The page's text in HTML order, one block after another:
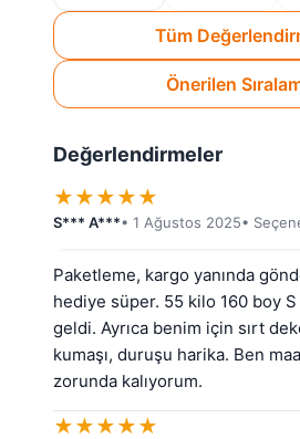
Tüm
Önerilen
Değerlendirmeler
★★★★★
S*** A***• 1 Ağustos 2025•
Paketleme, kargo yanında
hediye süper. 55 kilo 160 boy
geldi. Ayrıca benim için sırt
kumaşı, duruşu harika. Ben
zorunda kalıyorum.
★★★★★